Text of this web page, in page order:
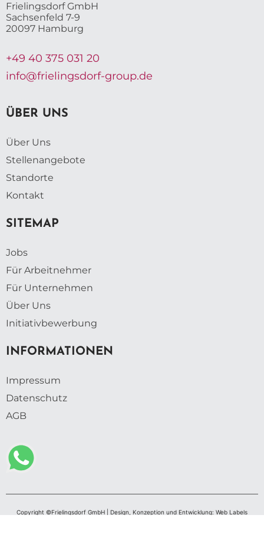
Frielingsdorf GmbH
Sachsenfeld 7-9
20097 Hamburg
+49 40 375 031 20
info@frielingsdorf-group.de
ÜBER UNS
Über Uns
Stellenangebote
Standorte
Kontakt
SITEMAP
Jobs
Für Arbeitnehmer
Für Unternehmen
Über Uns
Initiativbewerbung
INFORMATIONEN
Impressum
Datenschutz
AGB
Copyright ©Frielingsdorf GmbH | Design, Konzeption und Entwicklung: Web Labels